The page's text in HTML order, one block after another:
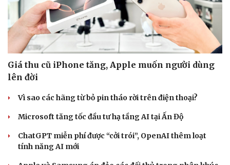
Doanh nghiệp
Doanh nghiệp 24h
Vì cộng đồng
Công nghệ
Tin Công nghệ
Trải nghiệm
Chuyển đổi số
Giá thu cũ iPhone tăng, Apple muốn người dùng
lên đời
Vì sao các hãng từ bỏ pin tháo rời trên điện thoại?
Microsoft tăng tốc đầu tư hạ tầng AI tại Ấn Độ
ChatGPT miễn phí được “cởi trói”, OpenAI thêm loạt
tính năng AI mới